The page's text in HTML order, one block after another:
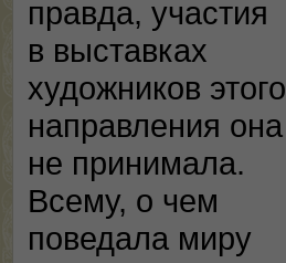
правда, участия
в выставках
художников этого
направления она
не принимала.
Всему, о чем
поведала миру